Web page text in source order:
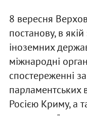
8 вересня
постанову, в
іноземних
міжнародні
спостереженні
парламентських
Росією Криму, а